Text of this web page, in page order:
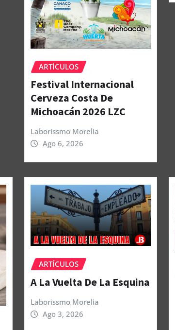
ARTÍCULOS
Festival Internacional
Cerveza Costa De
Michoacán 2026 LZC
Laborissmo Morelia
Ago 6, 2026
ARTÍCULOS
A La Vuelta De La Esquina
Laborissmo Morelia
Ago 3, 2026